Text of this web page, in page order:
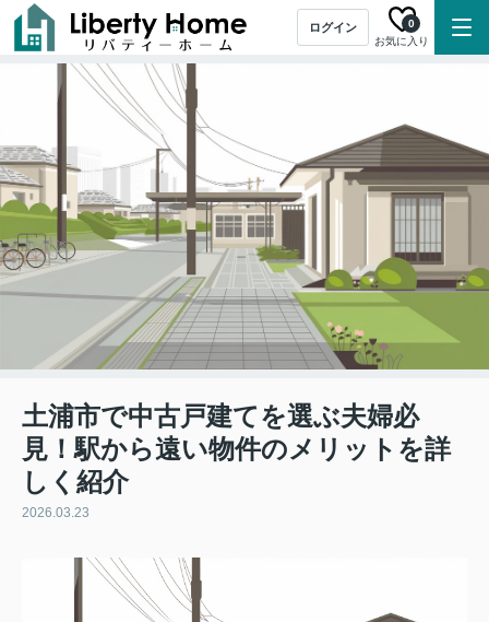
ログイン
お気に入り
0
土浦市で中古戸建てを選ぶ夫婦必
見！駅から遠い物件のメリットを詳
しく紹介
2026.03.23